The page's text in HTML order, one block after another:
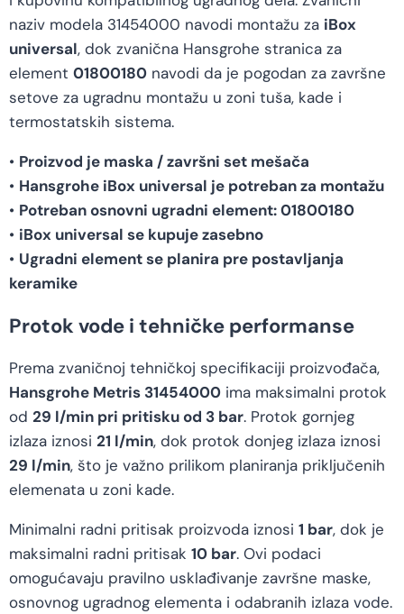
naziv modela 31454000 navodi montažu za iBox
universal, dok zvanična Hansgrohe stranica za
element 01800180 navodi da je pogodan za završne
setove za ugradnu montažu u zoni tuša, kade i
termostatskih sistema.
• Proizvod je maska / završni set mešača
• Hansgrohe iBox universal je potreban za montažu
• Potreban osnovni ugradni element: 01800180
• iBox universal se kupuje zasebno
• Ugradni element se planira pre postavljanja
keramike
Protok vode i tehničke performanse
Prema zvaničnoj tehničkoj specifikaciji proizvođača,
Hansgrohe Metris 31454000 ima maksimalni protok
od 29 l/min pri pritisku od 3 bar. Protok gornjeg
izlaza iznosi 21 l/min, dok protok donjeg izlaza iznosi
29 l/min, što je važno prilikom planiranja priključenih
elemenata u zoni kade.
Minimalni radni pritisak proizvoda iznosi 1 bar, dok je
maksimalni radni pritisak 10 bar. Ovi podaci
omogućavaju pravilno usklađivanje završne maske,
osnovnog ugradnog elementa i odabranih izlaza vode.